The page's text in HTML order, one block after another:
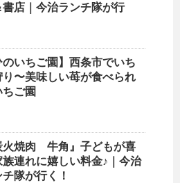
書店｜今治ランチ隊が行
のいちご園】西条市でいち
り〜美味しい苺が食べられ
ちご園
火焼肉 牛角』子どもが喜
族連れに嬉しい料金♪｜今治
チ隊が行く！